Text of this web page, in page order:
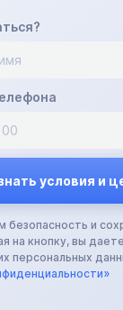
безопасность и
на кнопку, вы даете
персональных